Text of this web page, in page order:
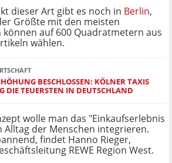
dieser Art gibt es noch in Berlin,
Größte mit den meisten
auf 600 Quadratmetern aus
wählen.
BESCHLOSSEN: KÖLNER TAXIS
DIE TEUERSTEN IN DEUTSCHLAND
wolle man das "Einkaufserlebnis
Alltag der Menschen integrieren.
findet Hanno Rieger,
REWE Region West.